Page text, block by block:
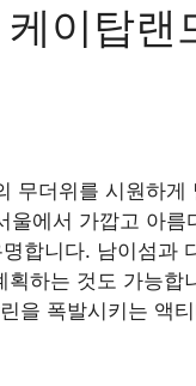
이탑랜
무더위를 시원하
에서 가깝고 아
합니다. 남이섬과
하는 것도 가능합
을 폭발시키는 액